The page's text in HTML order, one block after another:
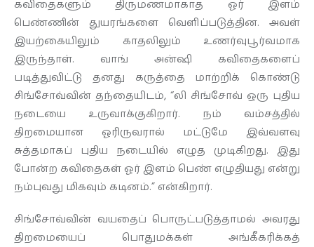
கவிதைகளும் திருமணமாகாத ஓர் இளம்
பெண்ணின் துயரங்களை வெளிப்படுத்தின. அவள்
இயற்கையிலும் காதலிலும் உணர்வுபூர்வமாக
இருந்தாள். வாங் அன்ஷி கவிதைகளைப்
படித்துவிட்டு தனது கருத்தை மாற்றிக் கொண்டு
சிங்சோவ்வின் தந்தையிடம், “லி சிங்சோவ் ஒரு புதிய
நடையை உருவாக்குகிறார். நம் வம்சத்தில்
திறமையான ஓரிருவரால் மட்டுமே இவ்வளவு
சுத்தமாகப் புதிய நடையில் எழுத முடிகிறது. இது
போன்ற கவிதைகள் ஓர் இளம் பெண் எழுதியது என்று
நம்புவது மிகவும் கடினம்.” என்கிறார்.
சிங்சோவ்வின் வயதைப் பொருட்படுத்தாமல் அவரது
திறமையைப் பொதுமக்கள் அங்கீகரிக்கத்